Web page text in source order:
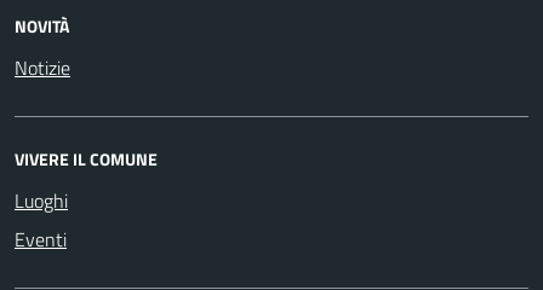
NOVITÀ
Notizie
VIVERE IL COMUNE
Luoghi
Eventi